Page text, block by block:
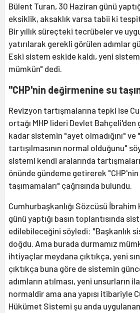
Bülent Turan, 30 Haziran günü
eksiklik, aksaklık varsa tabii ki
Bir yıllık süreçteki tecrübeler ve
yatırılarak gerekli görülen adımlar
Eski sistem eskide kaldı, yeni
mümkün" dedi.
"CHP'nin değirmenine su
Revizyon tartışmalarına tepki ise
ortağı MHP lideri Devlet Bahçeli'den
kadar sistemin "ayet olmadığını"
tartışılmasının normal olduğunu"
sistemi kendi aralarında
önünde gündeme getirerek
taşımamaları" çağrısında bulundu.
Cumhurbaşkanlığı Sözcüsü İbrahim
günü yaptığı basın toplantısında
edilebileceğini söyledi: "Başkanlık
doğdu. Ama burada durmamız
ihtiyaçlar meydana çıktıkça, yeni
çıktıkça buna göre de sistemin
adımların atılması, yeni unsurların
normaldir ama ana yapısı itibariyle
Hükümet Sistemi şu anda